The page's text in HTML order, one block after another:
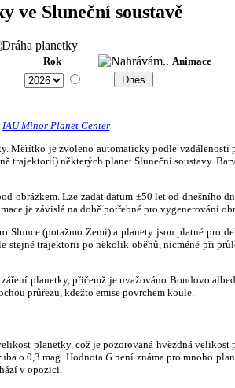
ve Sluneční soustavě
Rok Animace
IAU Minor Planet Center
Měřítko je zvoleno automaticky podle
některých planet Sluneční soustavy.
Lze zadat datum ±50 let od dnešního
je závislá na době potřebné pro vygenerování
Slunce (potažmo Zemi) a planety jsou platné
stejné trajektorii po několik oběhů, nicméně při
planetky, přičemž je uvažováno Bondovo
průřezu, kdežto emise povrchem koule.
planetky, což je pozorovaná hvězdná
o 0,3 mag. HodnotaG není známa pro mnoho
v opozici.